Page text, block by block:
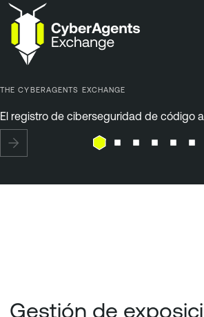
THE CYBERAGENTS EXCHANGE
El registro de ciberseguridad de código
Gestión de